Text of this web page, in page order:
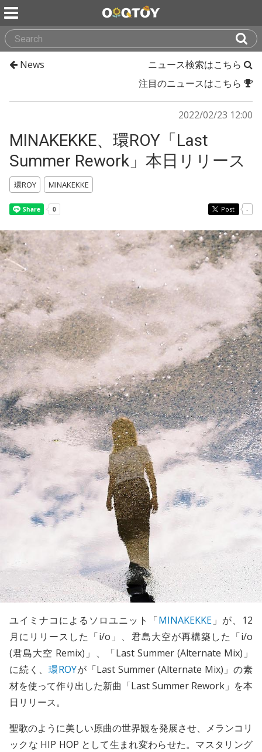
News
ニュース検索はこちら
注目のニュースはこちら
2022/02/23 12:00
MINAKEKKE、環ROY「Last
Summer Rework」本日リリース
環ROY MINAKEKKE
Post -
ユイミナコによるソロユニット「MINAKEKKE 」が、12
月にリリースした「i/o」、君島大空が再構築した「i/o
(君島大空 Remix)」、「Last Summer (Alternate Mix)」
に続く、環ROYが「Last Summer (Alternate Mix)」の素
材を使って作り出した新曲「Last Summer Rework」を本
日リリース。
聖歌のように美しい原曲の世界観を発展させ、メランコリ
ックな HIP HOP として生まれ変わらせた。マスタリング